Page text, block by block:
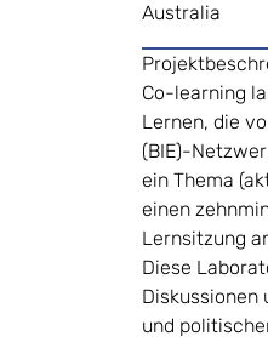
Australia
Co-learning
Lernen, die
(BIE)-
ein Thema
einen
Lernsitzung
Diese
Diskussionen
und